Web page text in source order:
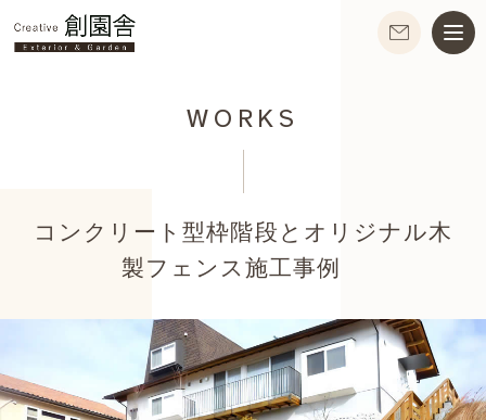
WORKS
コンクリート型枠階段とオリジナル木
製フェンス施工事例